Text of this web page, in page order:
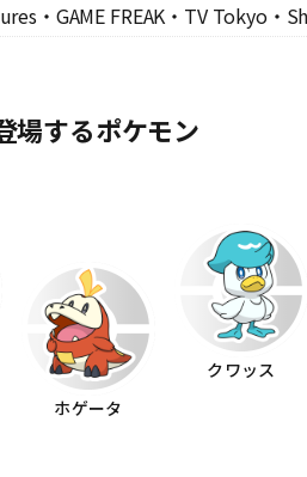
・GAME FREAK・TV Tokyo
場するポケモン
ホゲータ
クワッス